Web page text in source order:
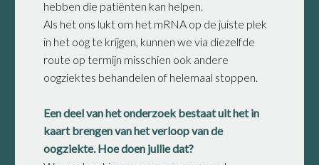
hebben die patiënten kan helpen.
Als het ons lukt om het mRNA op de juiste plek
in het oog te krijgen, kunnen we via diezelfde
route op termijn misschien ook andere
oogziektes behandelen of helemaal stoppen.
Een deel van het onderzoek bestaat uit het in
kaart brengen van het verloop van de
oogziekte. Hoe doen jullie dat?